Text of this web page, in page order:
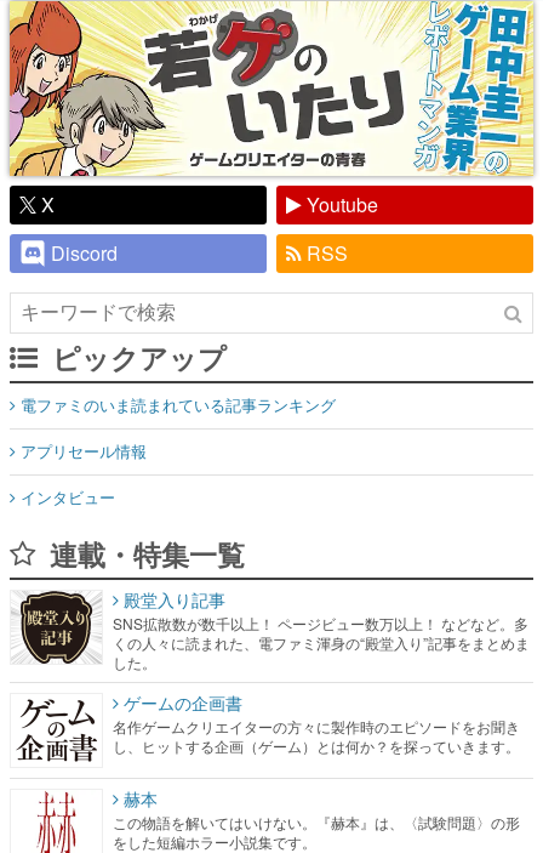
X
Youtube
Discord
RSS
ピックアップ
電ファミのいま読まれている記事ランキング
アプリセール情報
インタビュー
連載・特集一覧
殿堂入り記事
SNS拡散数が数千以上！ ページビュー数万以上！ などなど。多
くの人々に読まれた、電ファミ渾身の“殿堂入り”記事をまとめま
した。
ゲームの企画書
名作ゲームクリエイターの方々に製作時のエピソードをお聞き
し、ヒットする企画（ゲーム）とは何か？を探っていきます。
赫本
この物語を解いてはいけない。『赫本』は、〈試験問題〉の形
をした短編ホラー小説集です。